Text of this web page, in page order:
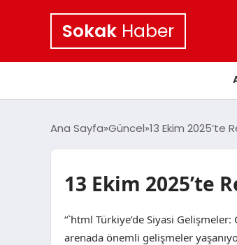
Sokak Haber
Ana Sayfa Güncel 13 Ekim 2025’te
13 Ekim 2025’te
“`html Türkiye’de Siyasi
arenada önemli gelişmeler